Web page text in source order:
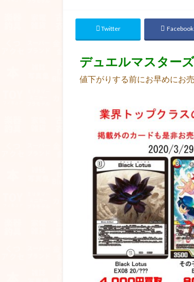
Twitter Facebook
デュエルマスター
値下がりする前にお早めにお